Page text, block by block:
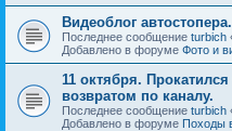
Видеоблог автостопера.
Последнее сообщение turbich
Добавлено в форуме Фото и
11 октября.
возвратом по каналу.
Последнее сообщение turbich
Добавлено в форуме Походы